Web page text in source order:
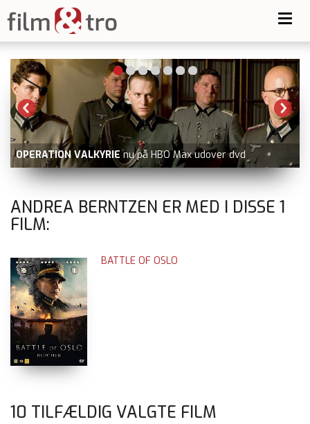
OPERATION VALKYRIE nu på HBO Max udover dvd
ANDREA BERNTZEN ER MED I DISSE 1
FILM:
BATTLE OF OSLO
10 TILFÆLDIG VALGTE FILM